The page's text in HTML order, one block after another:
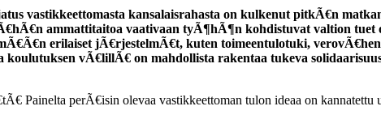
vastikkeettomasta kansalaisrahasta on kulkenut pitkÃ€n
ammattitaitoa vaativaan tyÃ¶hÃ¶n kohdistuvat valtion tuet
erilaiset jÃ€rjestelmÃ€t, kuten toimeentulotuki,
vÃ€lillÃ€ on mahdollista rakentaa tukeva
Painelta perÃ€isin olevaa vastikkeettoman tulon ideaa on kannatettu